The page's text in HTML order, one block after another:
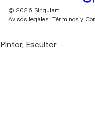
© 2026 Singulart
Avisos legales. Términos y
Pintor, Escultor